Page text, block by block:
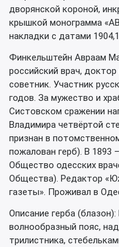
дворянской короной,
крышкой монограмма
накладки с датами
Финкельштейн Авраам
российский врач,
советник. Участник
годов. За мужество и
Систовском сражении
Владимира четвёртой
признан в
пожалован герб). В 1893
Общество одесских
Общества). Редактор
газеты». Проживал в
Описание герба
волнообразный пояс,
трилистника,